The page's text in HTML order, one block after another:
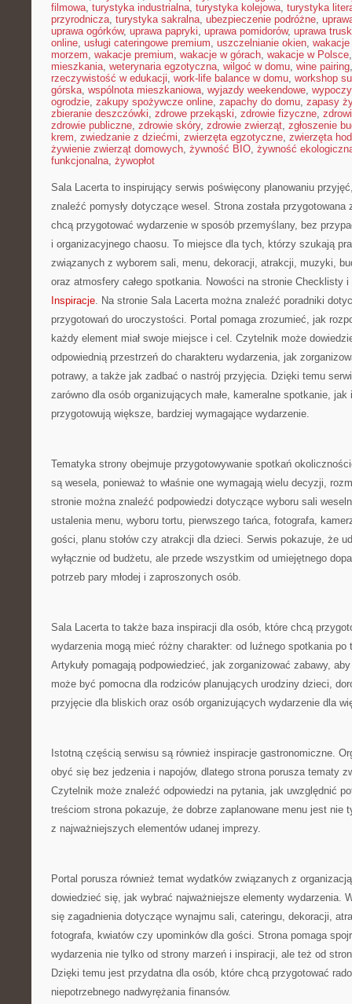
filmowa, turystyka industrialna, turystyka kolejowa, turystyka
przyrodnicza, turystyka sakralna, ubezpieczenie podróżne,
uprawa ogórków, uprawa papryki, uprawa pomidorów, uprawa
online, usługi cateringowe premium, uszczelnianie okien,
morzem, wakacje premium, wakacje w górach, wakacje w Polsce
mieszkania, weterynaria egzotyczna, wilgoć w domu, wine pairing
rzeczywistość w edukacji, work-life balance w domu, workshop
górska, wspólnota mieszkaniowa, wyjazdy weekendowe,
ogrodzie, zakupy spożywcze online, zapachy do domu, zapasy
zbieranie deszczówki, zdrowe przekąski, zdrowie fizyczne,
zdrowie publiczne, zdrowie skóry, zdrowie zwierząt, zgłoszenie
krem, zwiedzanie z dziećmi, zwierzęta egzotyczne, zwierzęta
żywienie zwierząt domowych, żywność BIO, żywność
funkcjonalna, żywopłot
Sala Lacerta to inspirujący serwis poświęcony planowaniu
znaleźć pomysły dotyczące wesel. Strona została
chcą przygotować wydarzenie w sposób przemyślany, bez
i organizacyjnego chaosu. To miejsce dla tych, którzy szukają
związanych z wyborem sali, menu, dekoracji, atrakcji, muzyki,
oraz atmosfery całego spotkania. Nowości na stronie Checklisty
Inspiracje. Na stronie Sala Lacerta można znaleźć poradniki
przygotowań do uroczystości. Portal pomaga zrozumieć, jak
każdy element miał swoje miejsce i cel. Czytelnik może
odpowiednią przestrzeń do charakteru wydarzenia, jak
potrawy, a także jak zadbać o nastrój przyjęcia. Dzięki temu
zarówno dla osób organizujących małe, kameralne spotkanie,
przygotowują większe, bardziej wymagające wydarzenie.
Tematyka strony obejmuje przygotowywanie spotkań
są wesela, ponieważ to właśnie one wymagają wielu decyzji,
stronie można znaleźć podpowiedzi dotyczące wyboru sali
ustalenia menu, wyboru tortu, pierwszego tańca, fotografa,
gości, planu stołów czy atrakcji dla dzieci. Serwis pokazuje, że
wyłącznie od budżetu, ale przede wszystkim od umiejętnego
potrzeb pary młodej i zaproszonych osób.
Sala Lacerta to także baza inspiracji dla osób, które chcą
wydarzenia mogą mieć różny charakter: od luźnego spotkania
Artykuły pomagają podpowiedzieć, jak zorganizować zabawy,
może być pomocna dla rodziców planujących urodziny dzieci,
przyjęcie dla bliskich oraz osób organizujących wydarzenie dla
Istotną częścią serwisu są również inspiracje gastronomiczne.
obyć się bez jedzenia i napojów, dlatego strona porusza tematy
Czytelnik może znaleźć odpowiedzi na pytania, jak uwzględnić
treściom strona pokazuje, że dobrze zaplanowane menu jest nie
z najważniejszych elementów udanej imprezy.
Portal porusza również temat wydatków związanych z
dowiedzieć się, jak wybrać najważniejsze elementy wydarzenia.
się zagadnienia dotyczące wynajmu sali, cateringu, dekoracji,
fotografa, kwiatów czy upominków dla gości. Strona pomaga
wydarzenia nie tylko od strony marzeń i inspiracji, ale też od
Dzięki temu jest przydatna dla osób, które chcą przygotować
niepotrzebnego nadwyrężania finansów.